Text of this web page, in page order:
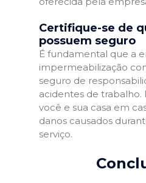
Certifique-se de
possuem seguro
É fundamental que a
impermeabilização
seguro de
acidentes de trabalho.
você e sua casa em
danos causados
serviço.